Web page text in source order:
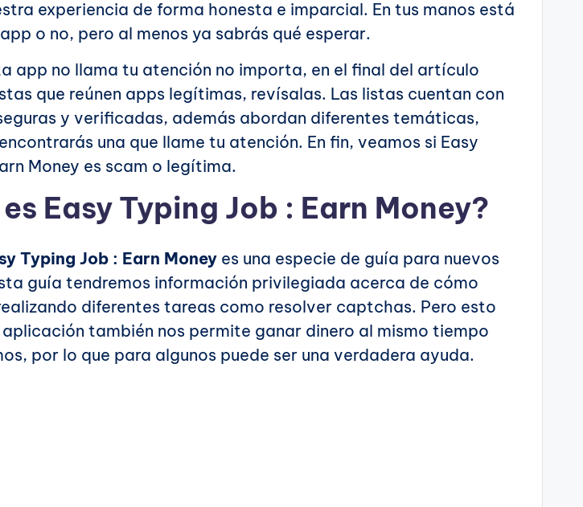
experiencia de forma honesta e imparcial. En tus manos está
o no, pero al menos ya sabrás qué esperar.
app no llama tu atención no importa, en el final del artículo
que reúnen apps legítimas, revísalas. Las listas cuentan con
y verificadas, además abordan diferentes temáticas,
una que llame tu atención. En fin, veamos si Easy
Money es scam o legítima.
Easy Typing Job : Earn Money?
Typing Job : Earn Money es una especie de guía para nuevos
guía tendremos información privilegiada acerca de cómo
diferentes tareas como resolver captchas. Pero esto
también nos permite ganar dinero al mismo tiempo
por lo que para algunos puede ser una verdadera ayuda.